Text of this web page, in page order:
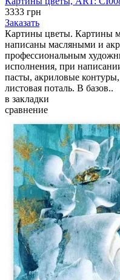
3333 грн
Заказать
Картины цветы. Картины
написаны масляными и
профессиональным
исполнения, при
пасты, акриловые
листовая поталь. В базов..
в закладки
сравнение